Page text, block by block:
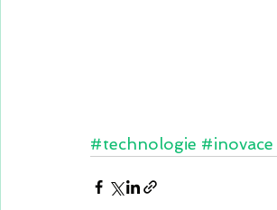
#technologie #inovace